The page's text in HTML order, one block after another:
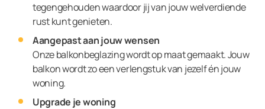
tegengehouden waardoor jij van jouw welverdiende
rust kunt genieten.
Aangepast aan jouw wensen
Onze balkonbeglazing wordt op maat gemaakt. Jouw
balkon wordt zo een verlengstuk van jezelf én jouw
woning.
Upgrade je woning